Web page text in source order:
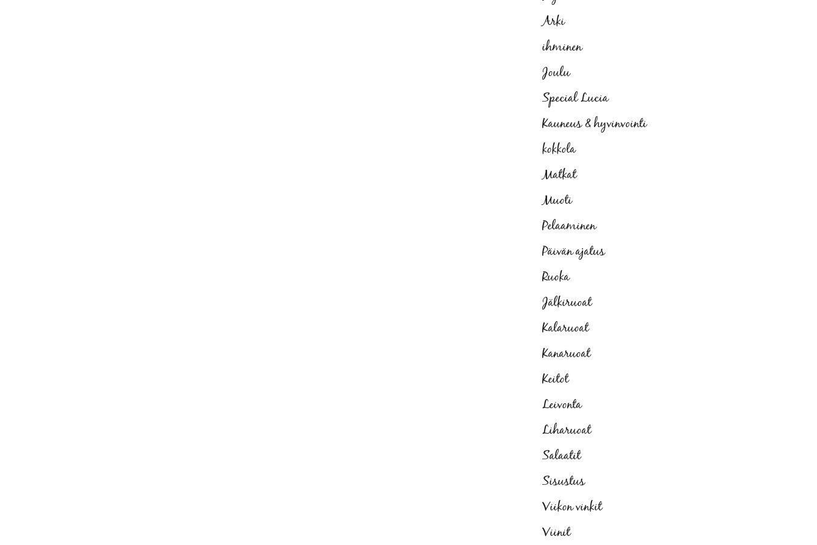
Arki
ihminen
Joulu
Special Lucia
Kauneus & hyvinvointi
kokkola
Matkat
Muoti
Pelaaminen
Päivän ajatus
Ruoka
Jälkiruoat
Kalaruoat
Kanaruoat
Keitot
Leivonta
Liharuoat
Salaatit
Sisustus
Viikon vinkit
Viinit